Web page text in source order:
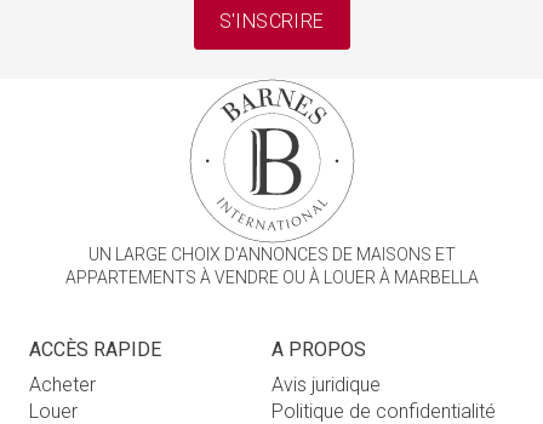
S'INSCRIRE
UN LARGE CHOIX D'ANNONCES DE MAISONS ET
APPARTEMENTS À VENDRE OU À LOUER À MARBELLA
ACCÈS RAPIDE
Acheter
Louer
A PROPOS
Avis juridique
Politique de confidentialité